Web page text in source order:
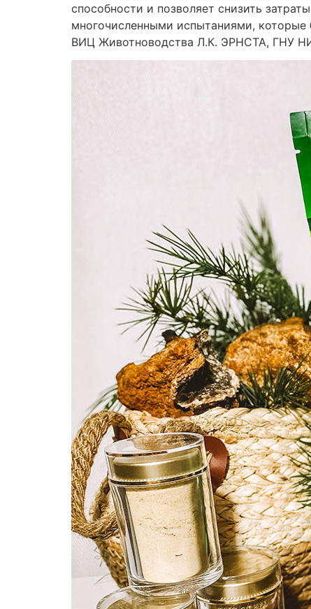
способности и позволяет снизить
многочисленными испытаниями,
ВИЦ Животноводства Л.К. ЭРНСТА, ГНУ